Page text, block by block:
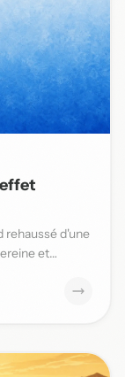
rehaussé d'une
et